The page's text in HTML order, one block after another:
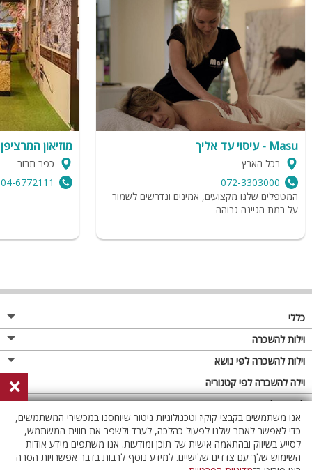
Masu - עיסוי עד אליך
בכל הארץ
072-3303000
המטפלים שלנו מקצועים, אמינים ונדרשים לשמור
על רמת הגיינה גבוהה
מוזיאון המרציפן
כפר תבור
04-6772111
כללי
מגזין
פרסום באתר
תקנון
מדיניות פרטיות
וילות להשכרה
וילות בצפון
וילות במרכז
וילות בדרום
וילות באילת
וילות בשרון
וילות באזור החרמון
וילות להשכרה לפי נושא
וילה לזוגות
וילות למשפחות
וילות לציבור הדתי
אירוח דרוזי
וילות למסיבות
וילה להשכרה לפי קטגוריה
וילות עם בריכה
וילה עם בריכה מחוממת
וילה עם בריכה מחוממת מקורה
וילות עם סאונה
לופטים להשכרה
לופט
לופטים בצפון
לופטים בדרום
×
אנו משתמשים בקבצי קוקיז וטכנולוגיות ניטור שיוחסנו במכשירי המשתמשים,
כדי לאפשר לאתר שלנו לפעול כהלכה, לעבד ולשפר את חווית המשתמש,
לסייע בשיווק ובהתאמה אישית של תוכן ומודעות. אנו משתפים מידע אודות
השימוש שלך עם צדדים שלישיים. למידע נוסף לרבות בדבר אפשרויות הסרה